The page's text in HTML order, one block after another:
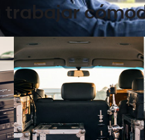
trabajar